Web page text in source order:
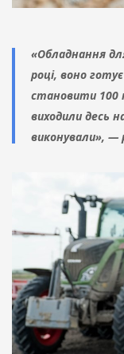
«Обладнання
році, воно
становити 100
виходили десь
виконували», —